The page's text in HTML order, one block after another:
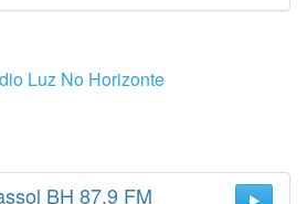
Luz No Horizonte
BH 87.9 FM